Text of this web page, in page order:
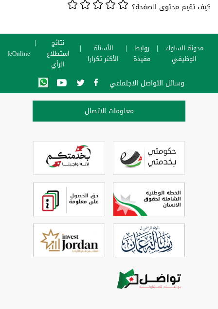
كيف تقيم محتوى الصفحة؟
مدونة السلوك
الوظيفي
روابط
مفيدة
الأسئلة
الأكثر تكرارا
نتائج
استطلاع
الرأي
SafeOnline
وسائل التواصل الاجتماعي
معلومات الاتصال